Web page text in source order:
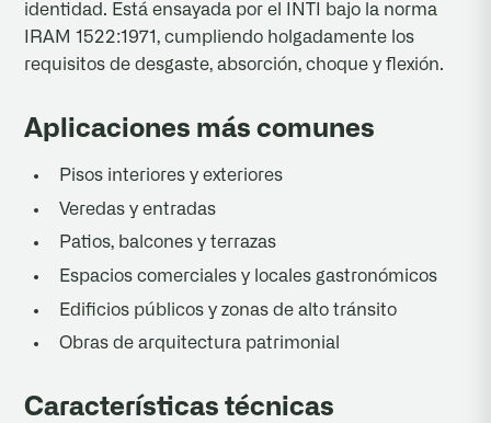
identidad. Está ensayada por el INTI bajo la norma
IRAM 1522:1971, cumpliendo holgadamente los
requisitos de desgaste, absorción, choque y flexión.
Aplicaciones más comunes
Pisos interiores y exteriores
Veredas y entradas
Patios, balcones y terrazas
Espacios comerciales y locales gastronómicos
Edificios públicos y zonas de alto tránsito
Obras de arquitectura patrimonial
Características técnicas